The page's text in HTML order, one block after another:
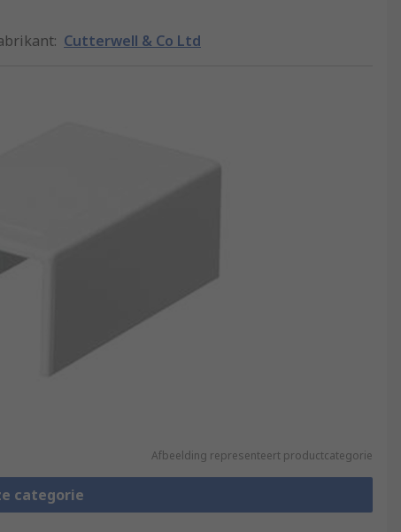
: Cutterwell & Co Ltd
Afbeelding representeert productcategorie
categorie